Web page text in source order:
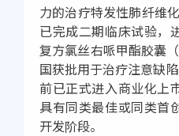
力的治疗特发性肺纤维
已完成二期临床试验，
复方氯丝右哌甲酯胶囊
国获批用于治疗注意缺
前已正式进入商业化上
具有同类最佳或同类首
开发阶段。